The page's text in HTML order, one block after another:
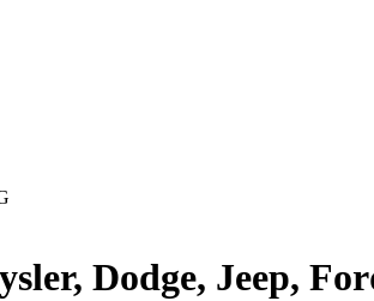
Dodge, Jeep,